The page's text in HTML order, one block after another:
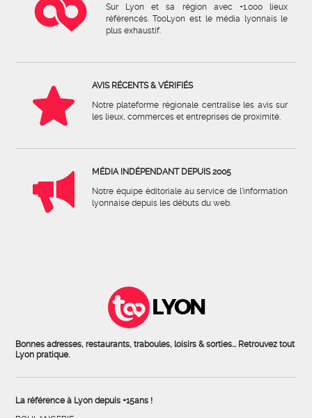
Sur Lyon et sa région avec +1.000 lieux
référencés. TooLyon est le média lyonnais le
plus exhaustif.
AVIS RÉCENTS & VÉRIFIÉS
Notre plateforme régionale centralise les avis sur
les lieux, commerces et entreprises de proximité.
MÉDIA INDÉPENDANT DEPUIS 2005
Notre équipe éditoriale au service de l'information
lyonnaise depuis les débuts du web.
LYON
Bonnes adresses, restaurants, traboules, loisirs & sorties... Retrouvez tout
Lyon pratique.
La référence à Lyon depuis +15ans !